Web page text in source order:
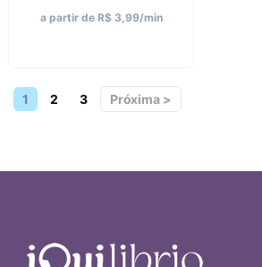
a partir de R$ 3,99/min
1 2 3 Próxima >